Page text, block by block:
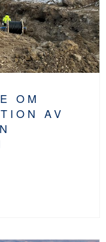
OM
AV